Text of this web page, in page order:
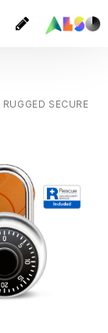
RUGGED SECURE